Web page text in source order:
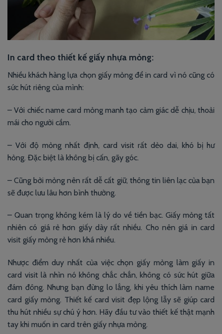
In card theo thiết kế giấy nhựa mỏng:
Nhiều khách hàng lựa chọn giấy mỏng để in card vì nó cũng có
sức hút riêng của mình:
– Với chiếc name card mỏng manh tạo cảm giác dễ chịu, thoải
mái cho người cầm.
– Với độ mỏng nhất định, card visit rất dẻo dai, khó bị hư
hỏng. Đặc biệt là không bị cấn, gãy góc.
– Cũng bởi mỏng nên rất dễ cất giữ, thông tin liên lạc của bạn
sẽ được lưu lâu hơn bình thường.
– Quan trọng không kém là lý do về tiền bạc. Giấy mỏng tất
nhiên có giá rẻ hơn giấy dày rất nhiều. Cho nên giá in card
visit giấy mỏng rẻ hơn khá nhiều.
Nhược điểm duy nhất của việc chọn giấy mỏng làm giấy in
card visit là nhìn nó không chắc chắn, không có sức hút giữa
đám đông. Nhưng bạn đừng lo lắng, khi yêu thích làm name
card giấy mỏng. Thiết kế card visit đẹp lộng lẫy sẽ giúp card
thu hút nhiều sự chú ý hơn. Hãy đầu tư vào thiết kế thật mạnh
tay khi muốn in card trên giấy nhựa mỏng.